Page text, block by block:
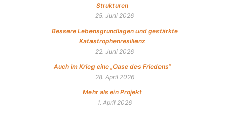
Strukturen
25. Juni 2026
Bessere Lebensgrundlagen und gestärkte
Katastrophenresilienz
22. Juni 2026
Auch im Krieg eine „Oase des Friedens“
28. April 2026
Mehr als ein Projekt
1. April 2026